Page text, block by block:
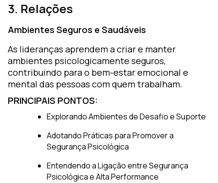
3. Relações
Ambientes Seguros e Saudáveis
As lideranças aprendem a criar e manter
ambientes psicologicamente seguros,
contribuindo para o bem-estar emocional e
mental das pessoas com quem trabalham.
PRINCIPAIS PONTOS:
Explorando Ambientes de Desafio e Suporte
Adotando Práticas para Promover a
Segurança Psicológica
Entendendo a Ligação entre Segurança
Psicológica e Alta Performance